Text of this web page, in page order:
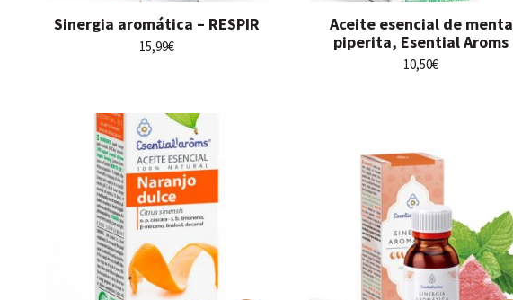
Sinergia aromática – RESPIR
15,99€
Aceite esencial de menta
piperita, Esential Aroms
10,50€